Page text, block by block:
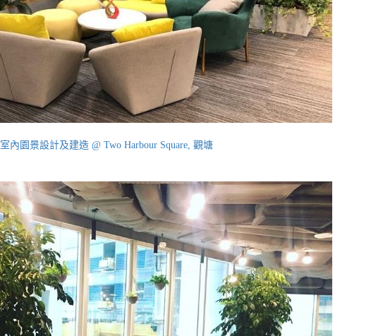
室內園景設計及建造 @ Two Harbour Square, 觀塘